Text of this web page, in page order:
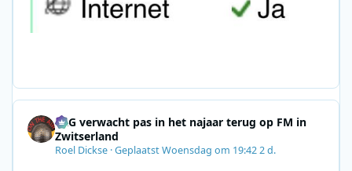
SRG verwacht pas in het najaar terug op FM in
Zwitserland
Roel Dickse ·GeplaatstWoensdag om 19:422 d.